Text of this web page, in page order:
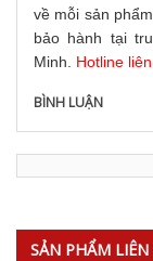
về mỗi sản
bảo hành tại
Minh. Hotline
BÌNH LUẬN
SẢN PHẨM